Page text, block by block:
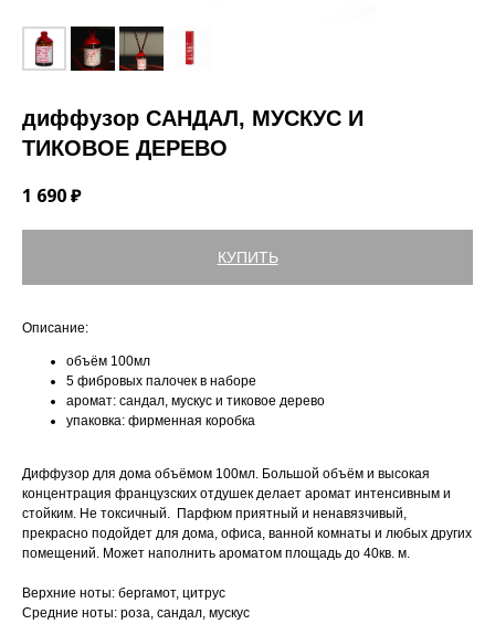
диффузор САНДАЛ, МУСКУС И
ТИКОВОЕ ДЕРЕВО
1 690₽
КУПИТЬ
Описание:
объём 100мл
5 фибровых палочек в наборе
аромат: сандал, мускус и тиковое дерево
упаковка: фирменная коробка
Диффузор для дома объёмом 100мл. Большой объём и высокая
концентрация французских отдушек делает аромат интенсивным и
стойким. Не токсичный. Парфюм приятный и ненавязчивый,
прекрасно подойдет для дома, офиса, ванной комнаты и любых других
помещений. Может наполнить ароматом площадь до 40кв. м.
Верхние ноты: бергамот, цитрус
Средние ноты: роза, сандал, мускус